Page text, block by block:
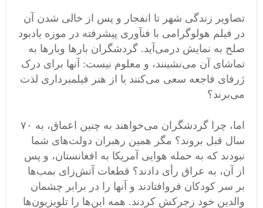
تصاویر زندگی شهر تا انفجار و پس از خالی شدن آن
در فیلم هولوگرامی با فنآوری پیشرفته در موزه یادبود
صلح به نمایش درمی‌آید. گردشگران بارها وبارها به
تماشای آن می‌نشینند، و معلوم نیست: آنها برای درک
ژرفای فاجعه سعی می‌کنند یا از هنر فیلمبرداری لذت
می‌برند؟
اما، چرا گردشگران می‌خواهند به چنین اعماق، به ۷٠
سال قبل بروند؟ مگر همین رهبران دولت‌های شما
نبودند که به حمله هوایی آمریکا به افغانستان، و پس
از آن، به عراق رأی دادند؟ قطعات آتش‌زای بمب‌ها
بر سر کودکان فروافتادند و آنها را در برابر چشمان
والدین خود زجرکش کردند. همه این‌ها را تلویزیون‌ها